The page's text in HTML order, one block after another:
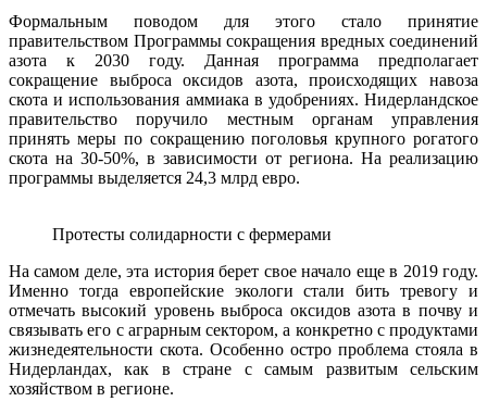
Формальным поводом для этого стало принятие
правительством Программы сокращения вредных соединений
азота к 2030 году. Данная программа предполагает
сокращение выброса оксидов азота, происходящих навоза
скота и использования аммиака в удобрениях. Нидерландское
правительство поручило местным органам управления
принять меры по сокращению поголовья крупного рогатого
скота на 30-50%, в зависимости от региона. На реализацию
программы выделяется 24,3 млрд евро.
Протесты солидарности с фермерами
На самом деле, эта история берет свое начало еще в 2019 году.
Именно тогда европейские экологи стали бить тревогу и
отмечать высокий уровень выброса оксидов азота в почву и
связывать его с аграрным сектором, а конкретно с продуктами
жизнедеятельности скота. Особенно остро проблема стояла в
Нидерландах, как в стране с самым развитым сельским
хозяйством в регионе.